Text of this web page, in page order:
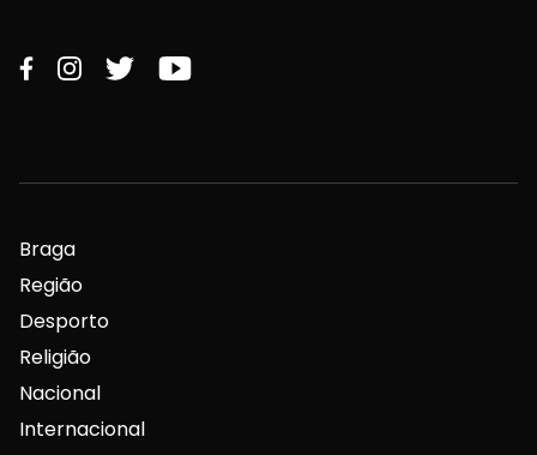
Braga
Região
Desporto
Religião
Nacional
Internacional